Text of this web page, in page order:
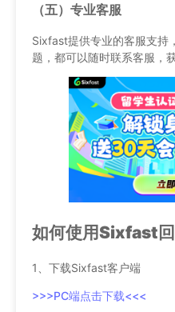
（五）专业客服
Sixfast提供专业的客服支持
题，都可以随时联系客服，
如何使用Sixfast回
1、下载Sixfast客户端
>>>PC端点击下载<<<